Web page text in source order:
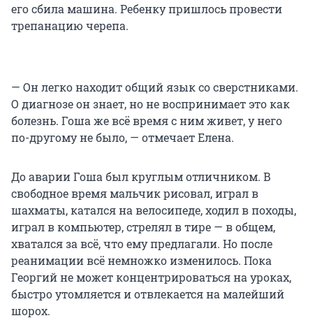
его сбила машина. Ребенку пришлось провести
трепанацию черепа.
— Он легко находит общий язык со сверстниками.
О диагнозе он знает, но не воспринимает это как
болезнь. Гоша же всё время с ним живет, у него
по-другому не было, — отмечает Елена.
До аварии Гоша был круглым отличником. В
свободное время мальчик рисовал, играл в
шахматы, катался на велосипеде, ходил в походы,
играл в компьютер, стрелял в тире — в общем,
хватался за всё, что ему предлагали. Но после
реанимации всё немножко изменилось. Пока
Георгий не может концентрироваться на уроках,
быстро утомляется и отвлекается на малейший
шорох.